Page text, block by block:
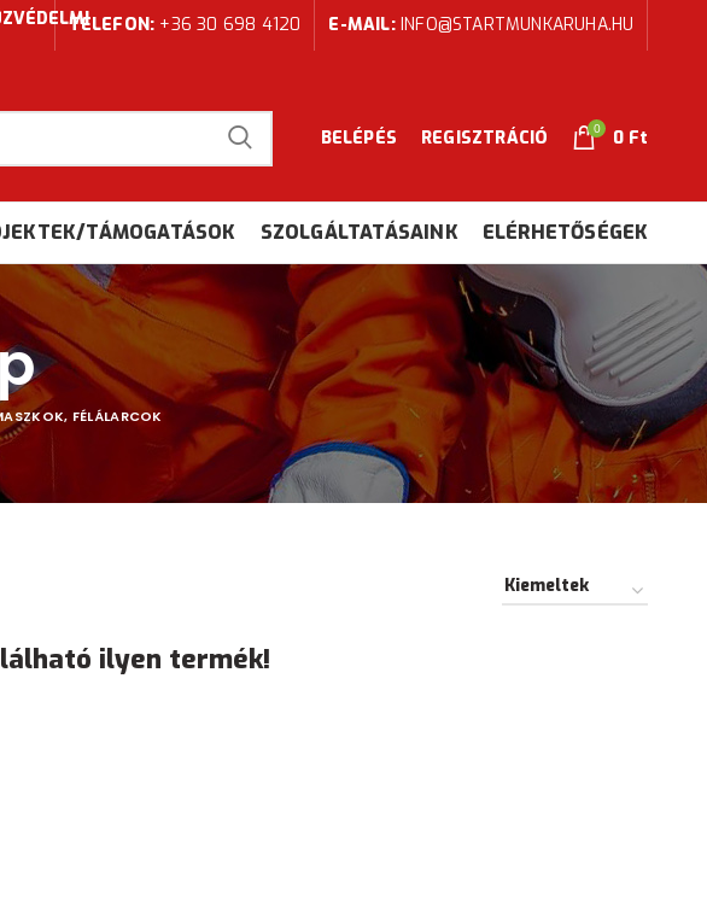
TELEFON: +36 30 698 4120 E-MAIL:INFO@STARTMUNKARUHA.HU
BELÉPÉS REGISZTRÁCIÓ 0 0 Ft
TÁMOGATÁSOK SZOLGÁLTATÁSAINK ELÉRHETŐSÉGEK
FÉLÁLARCOK
ilyen termék!